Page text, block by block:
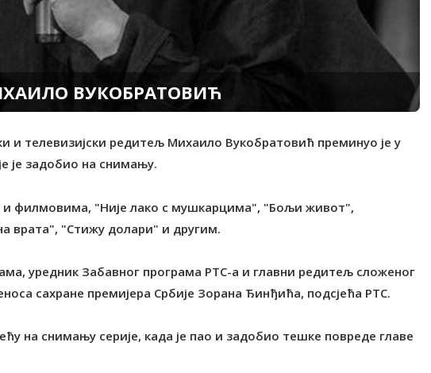
ВУКОБРАТОВИЋ
телевизијски редитељ Михаило Вукобратовић преминуо је у
је задобио на снимању.
и филмовима, "Није лако с мушкарцима", "Бољи живот",
врата", "Стижу долари" и другим.
уредник Забавног програма РТС-а и главни редитељ сложеног
сахране премијера Србије Зорана Ђинђића, подсјећа РТС.
на снимању серије, када је пао и задобио тешке повреде главе